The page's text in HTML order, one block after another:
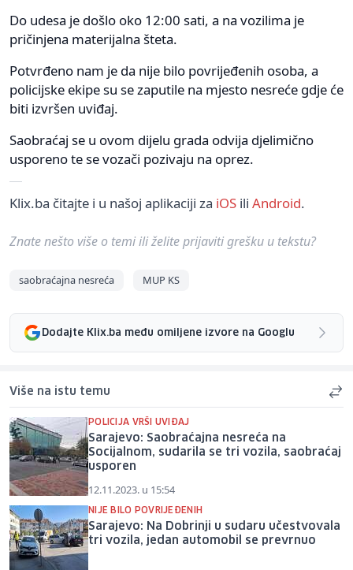
Do udesa je došlo oko 12:00 sati, a na vozilima je
pričinjena materijalna šteta.
Potvrđeno nam je da nije bilo povrijeđenih osoba, a
policijske ekipe su se zaputile na mjesto nesreće gdje će
biti izvršen uviđaj.
Saobraćaj se u ovom dijelu grada odvija djelimično
usporeno te se vozači pozivaju na oprez.
Klix.ba čitajte i u našoj aplikaciji za iOS ili Android.
Znate nešto više o temi ili želite prijaviti grešku u tekstu?
saobraćajna nesreća MUP KS
Dodajte Klix.ba među omiljene izvore na Googlu
Više na istu temu
POLICIJA VRŠI UVIĐAJ
Sarajevo: Saobraćajna nesreća na
Socijalnom, sudarila se tri vozila, saobraćaj
usporen
12.11.2023. u 15:54
NIJE BILO POVRIJEĐENIH
Sarajevo: Na Dobrinji u sudaru učestvovala
tri vozila, jedan automobil se prevrnuo